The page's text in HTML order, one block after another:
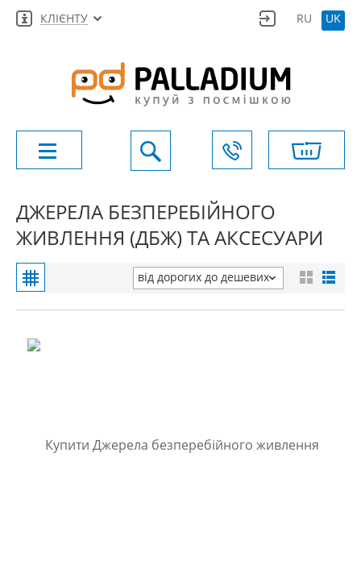
КЛІЄНТУ RU UK
ДЖЕРЕЛА БЕЗПЕРЕБІЙНОГО
ЖИВЛЕННЯ (ДБЖ) ТА АКСЕСУАРИ
від дорогих до дешевих